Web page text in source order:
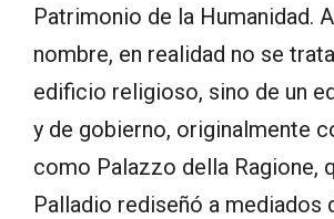
Patrimonio de la Humanidad.
nombre, en realidad no se
edificio religioso, sino de un
y de gobierno, originalmente
como Palazzo della Ragione,
Palladio rediseñó a mediados